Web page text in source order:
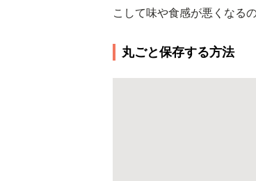
こして味や食感が悪くなる
丸ごと保存する方法